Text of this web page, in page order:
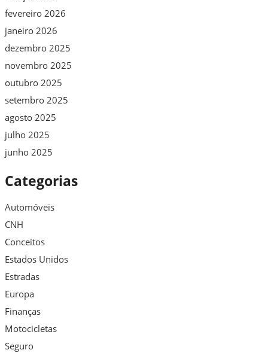
fevereiro 2026
janeiro 2026
dezembro 2025
novembro 2025
outubro 2025
setembro 2025
agosto 2025
julho 2025
junho 2025
Categorias
Automóveis
CNH
Conceitos
Estados Unidos
Estradas
Europa
Finanças
Motocicletas
Seguro